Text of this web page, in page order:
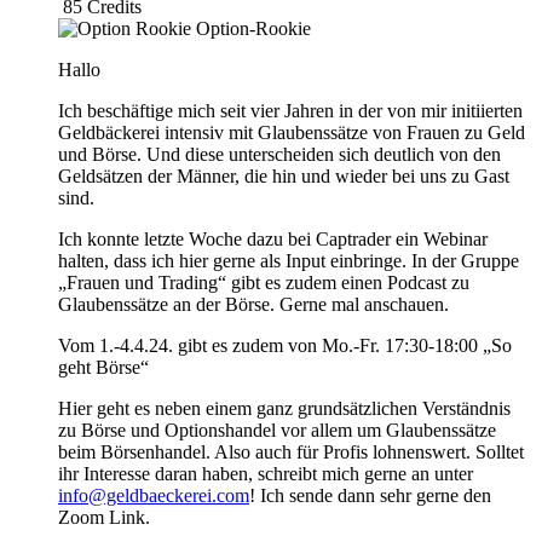
85 Credits
Option-Rookie
Hallo
Ich beschäftige mich seit vier Jahren in der von mir initiierten
Geldbäckerei intensiv mit Glaubenssätze von Frauen zu Geld
und Börse. Und diese unterscheiden sich deutlich von den
Geldsätzen der Männer, die hin und wieder bei uns zu Gast
sind.
Ich konnte letzte Woche dazu bei Captrader ein Webinar
halten, dass ich hier gerne als Input einbringe. In der Gruppe
„Frauen und Trading“ gibt es zudem einen Podcast zu
Glaubenssätze an der Börse. Gerne mal anschauen.
Vom 1.-4.4.24. gibt es zudem von Mo.-Fr. 17:30-18:00 „So
geht Börse“
Hier geht es neben einem ganz grundsätzlichen Verständnis
zu Börse und Optionshandel vor allem um Glaubenssätze
beim Börsenhandel. Also auch für Profis lohnenswert. Solltet
ihr Interesse daran haben, schreibt mich gerne an unter
info@geldbaeckerei.com! Ich sende dann sehr gerne den
Zoom Link.